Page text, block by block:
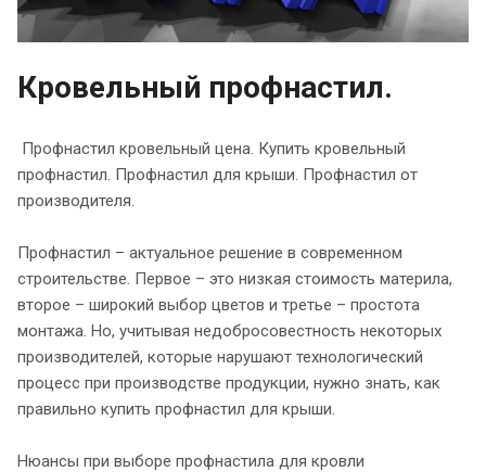
Кровельный профнастил.
Профнастил кровельный цена. Купить кровельный
профнастил. Профнастил для крыши. Профнастил от
производителя.
Профнастил – актуальное решение в современном
строительстве. Первое – это низкая стоимость материла,
второе – широкий выбор цветов и третье – простота
монтажа. Но, учитывая недобросовестность некоторых
производителей, которые нарушают технологический
процесс при производстве продукции, нужно знать, как
правильно купить профнастил для крыши.
Нюансы при выборе профнастила для кровли